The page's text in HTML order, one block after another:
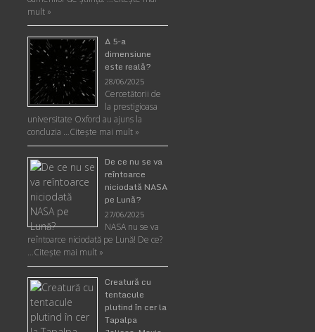
mult »
A 5-a
dimensiune
este reală?
28/06/2025
Cercetătorii de
la prestigioasa
universitate Oxford au ajuns la
concluzia …Citește mai mult »
De ce nu se va
reîntoarce
niciodată NASA
pe Lună?
27/06/2025
NASA nu se va
reîntoarce niciodată pe Lună! De ce?
…Citește mai mult »
Creatură cu
tentacule
plutind în cer la
Tapalpa